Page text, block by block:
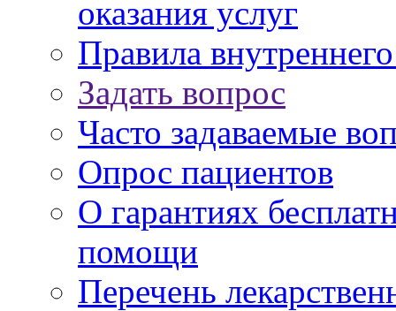
оказания услуг
Правила
Задать вопрос
Часто задаваемые
Опрос пациентов
О гарантиях
помощи
Перечень